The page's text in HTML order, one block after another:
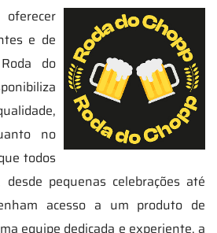
e de
do
no
todos
pequenas celebrações até
acesso a um produto de
equipe dedicada e experiente, a